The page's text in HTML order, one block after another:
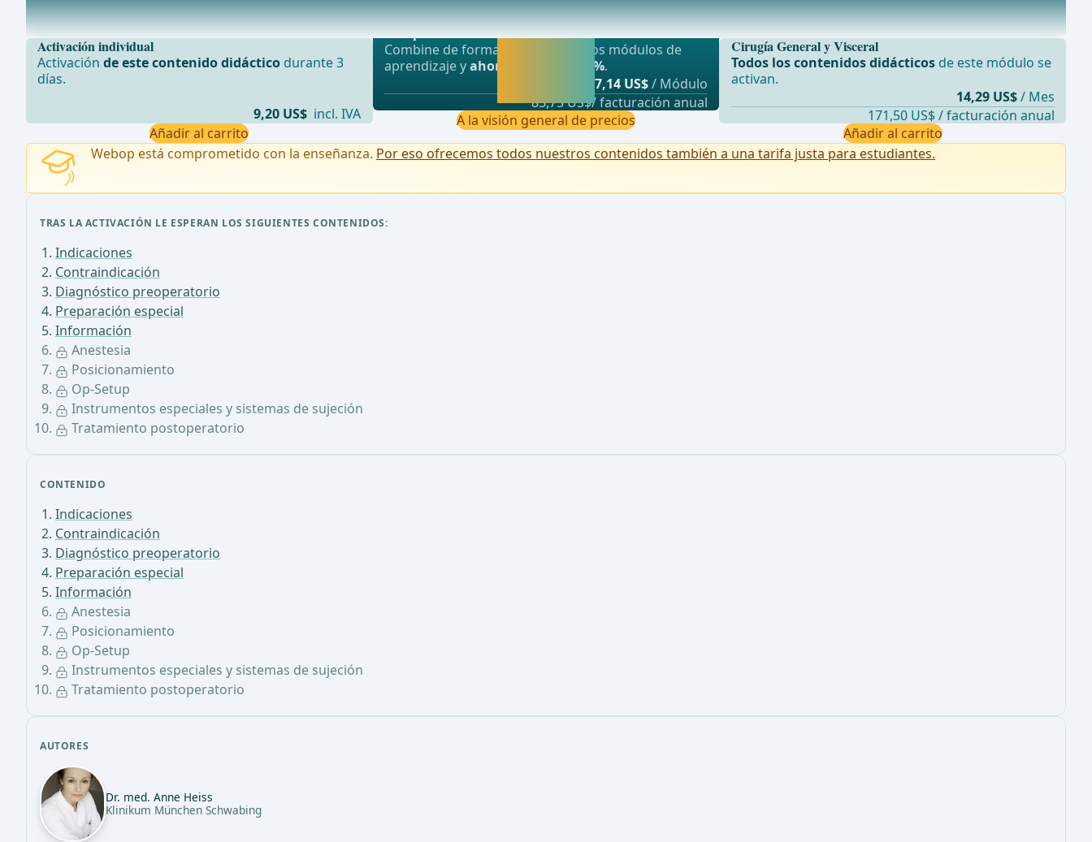
CONTENIDO
Indicaciones
Contraindicación
Diagnóstico preoperatorio
Preparación especial
Información
Anestesia
Posicionamiento
Op-Setup
Instrumentos especiales y sistemas de sujeción
Tratamiento postoperatorio
AUTORES
Dr. med. Anne Heiss
Klinikum München Schwabing
Anestesia por intubación ... - Operaciones de cirugía general, visceral y de trasplantes, cirugía v
Activación individual
Activaciónde este contenido didáctico durante 3
días.
9,20 US$ incl. IVA
Añadir al carrito
Oferta más popular
webop - Ahorro flexible
Combine de forma flexible nuestros módulos de
aprendizaje yahorre hasta un 50%.
7,14 US$/ Módulo
85,75 US$/ facturación anual
A la visión general de precios
Cirugía General y Visceral
Todos los contenidos didácticosde este módulo se
activan.
14,29 US$ / Mes
171,50 US$ / facturación anual
Añadir al carrito
Webop está comprometido con la enseñanza. Por eso ofrecemos todos nuestros contenidos también a una tarifa justa para estudiantes.
TRAS LA ACTIVACIÓN LE ESPERAN LOS SIGUIENTES CONTENIDOS:
Indicaciones
Contraindicación
Diagnóstico preoperatorio
Preparación especial
Información
Anestesia
Posicionamiento
Op-Setup
Instrumentos especiales y sistemas de sujeción
Tratamiento postoperatorio